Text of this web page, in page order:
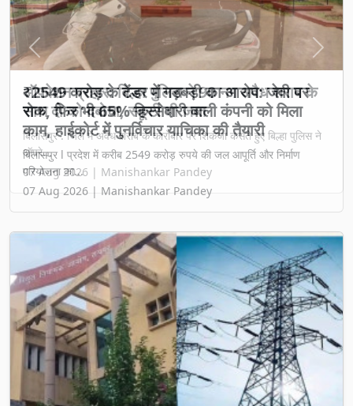
₹2549 करोड़ के टेंडर में गड़बड़ी का आरोप: जेवी पर
रोक, फिर भी 65% हिस्सेदारी वाली कंपनी को मिला
काम, हाईकोर्ट में पुनर्विचार याचिका की तैयारी
बिलासपुर l प्रदेश में करीब 2549 करोड़ रुपये की जल आपूर्ति और निर्माण
परियोजना का...
07 Aug 2026 | Manishankar Pandey
Previous Next